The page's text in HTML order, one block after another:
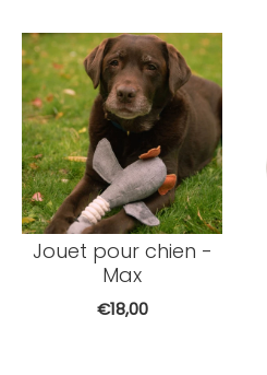
Jouet pour chien -
Max
€18,00